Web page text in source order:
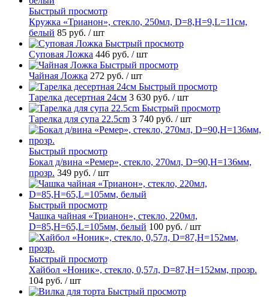
Быстрый просмотр
Кружка «Трианон», стекло, 250мл, D=8,H=9,L=11см,
белый 85 руб. / шт
Быстрый просмотр
Суповая Ложка 446 руб. / шт
Быстрый просмотр
Чайная Ложка 272 руб. / шт
Быстрый просмотр
Тарелка десертная 24см 3 630 руб. / шт
Быстрый просмотр
Тарелка для супа 22.5cm 3 740 руб. / шт
Быстрый просмотр
Бокал д/вина «Ремер», стекло, 270мл, D=90,H=136мм,
прозр. 349 руб. / шт
Быстрый просмотр
Чашка чайная «Трианон», стекло, 220мл,
D=85,H=65,L=105мм, белый 100 руб. / шт
Быстрый просмотр
Хайбол «Ноник», стекло, 0,57л, D=87,H=152мм, прозр.
104 руб. / шт
Быстрый просмотр